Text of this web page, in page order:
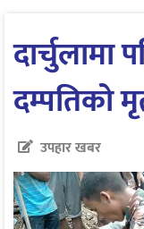
दार्चुलामा
दम्पतिको
उपहार खबर